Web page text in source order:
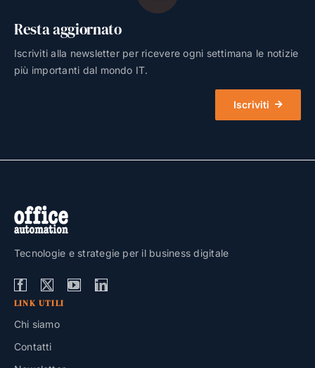
Resta aggiornato
Iscriviti alla newsletter per ricevere ogni settimana le notizie
più importanti dal mondo IT.
Iscriviti
Tecnologie e strategie per il business digitale
LINK UTILI
Chi siamo
Contatti